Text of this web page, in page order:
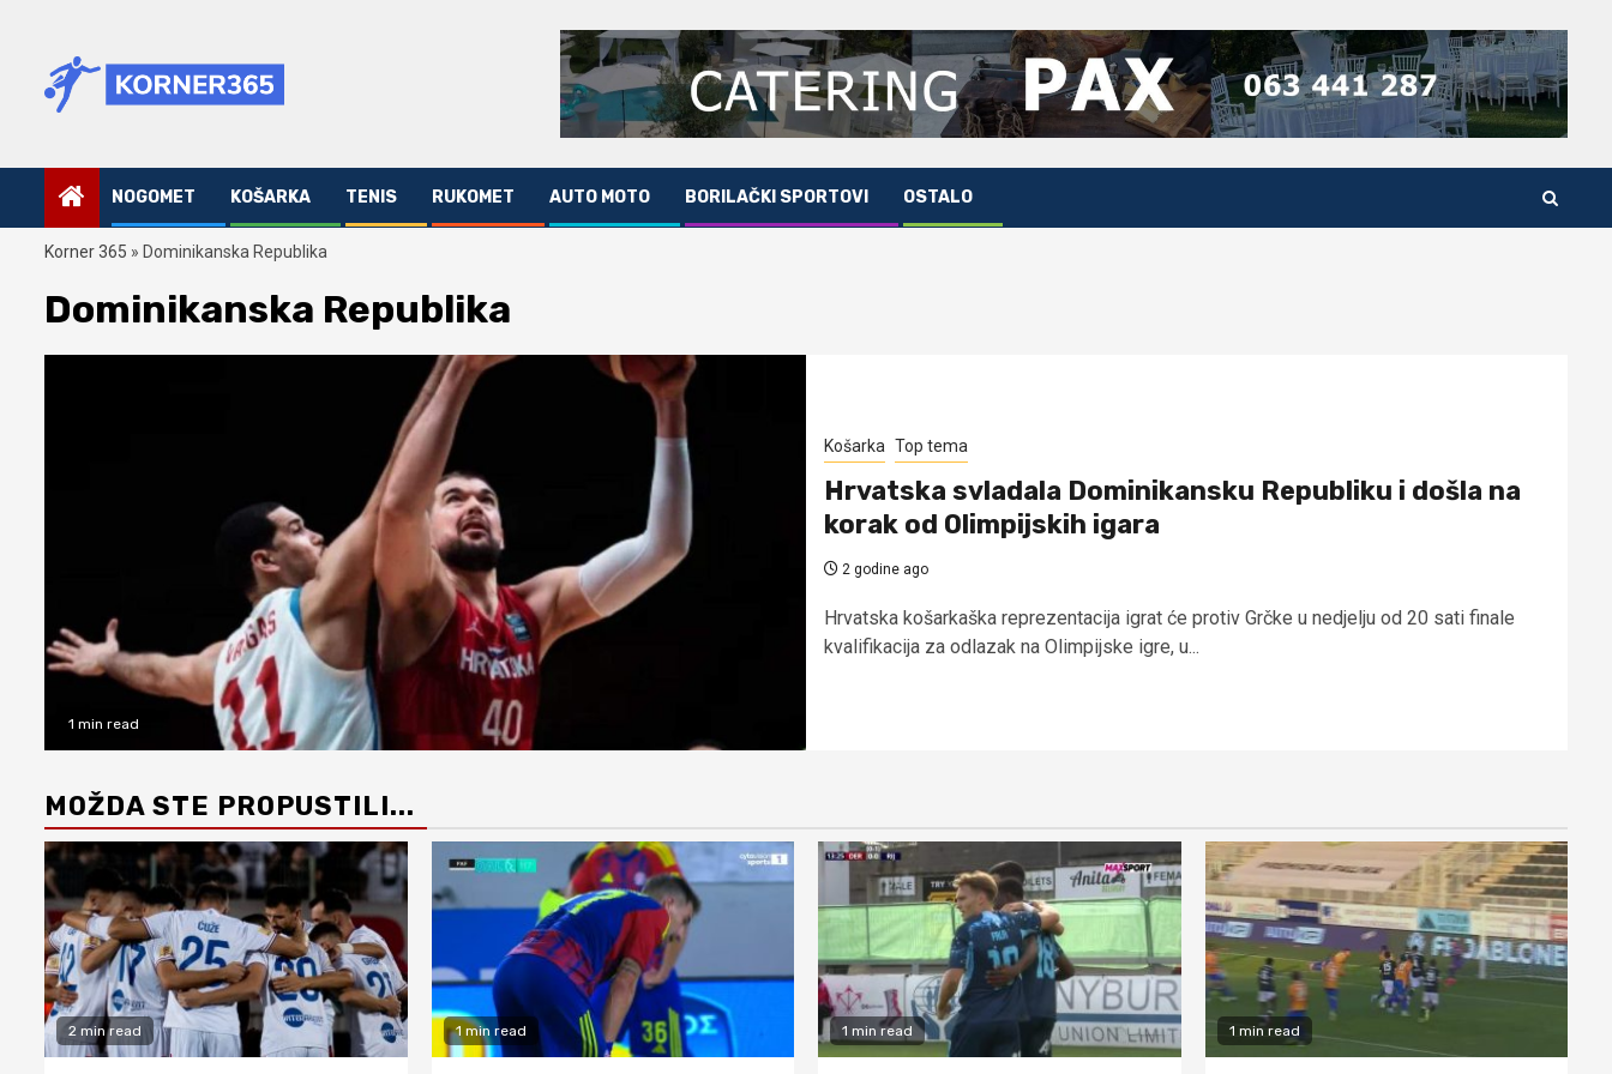
content
NOGOMET KOŠARKA TENIS RUKOMET AUTO MOTO BORILAČKI SPORTOVI OSTALO
Korner 365 » Dominikanska Republika
Dominikanska Republika
1 min read
Košarka Top tema
Hrvatska svladala Dominikansku Republiku i došla na
korak od Olimpijskih igara
2 godine ago
Hrvatska košarkaška reprezentacija igrat će protiv Grčke u nedjelju od 20 sati finale
kvalifikacija za odlazak na Olimpijske igre, u...
MOŽDA STE PROPUSTILI...
2 min read 1 min read 1 min read 1 min read